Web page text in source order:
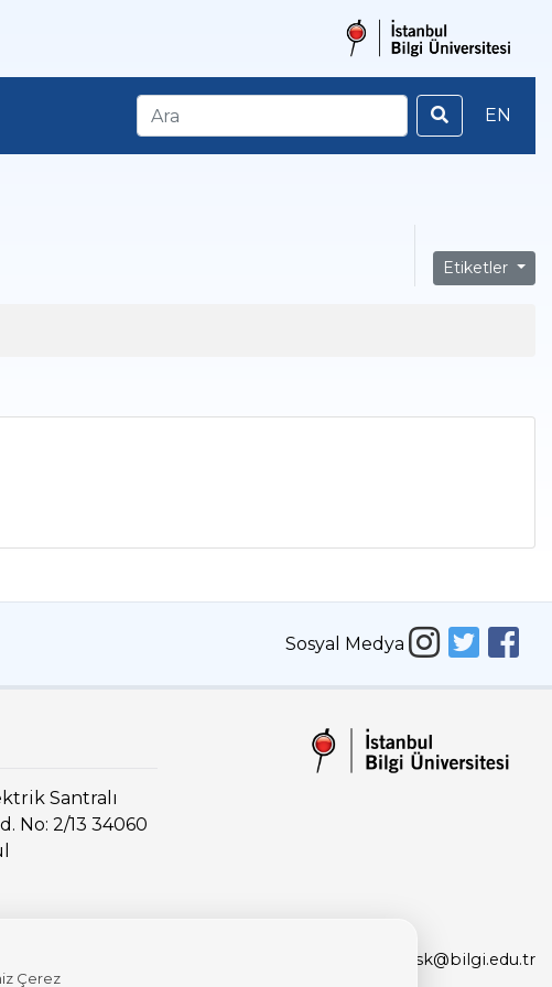
EN
Etiketler
Sosyal Medya
Santralı
No: 2/13 34060
IThelpdesk@bilgi.edu.tr
Çerez